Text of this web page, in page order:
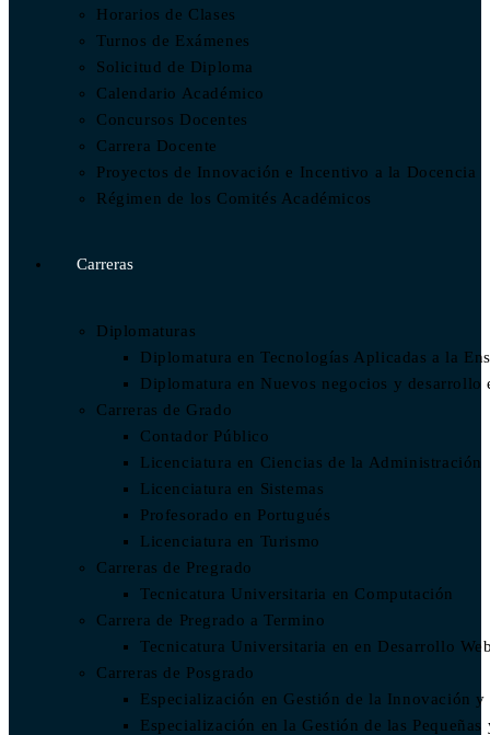
Horarios de Clases
Turnos de Exámenes
Solicitud de Diploma
Calendario Académico
Concursos Docentes
Carrera Docente
Proyectos de Innovación e Incentivo a la Docencia
Régimen de los Comités Académicos
Carreras
Diplomaturas
Diplomatura en Tecnologías Aplicadas a la
Diplomatura en Nuevos negocios y desarrollo
Carreras de Grado
Contador Público
Licenciatura en Ciencias de la Administración
Licenciatura en Sistemas
Profesorado en Portugués
Licenciatura en Turismo
Carreras de Pregrado
Tecnicatura Universitaria en Computación
Carrera de Pregrado a Termino
Tecnicatura Universitaria en en Desarrollo
Carreras de Posgrado
Especialización en Gestión de la Innovación
Especialización en la Gestión de las